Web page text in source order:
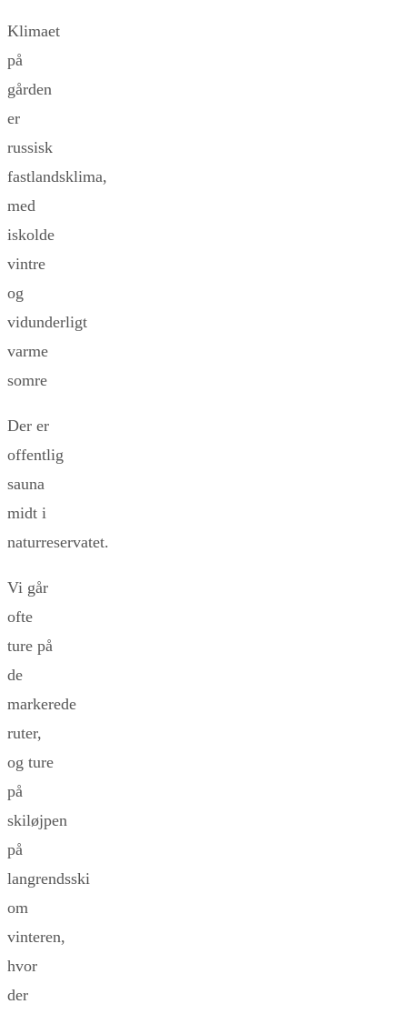
Klimaet
på
gården
er
russisk
fastlandsklima,
med
iskolde
vintre
og
vidunderligt
varme
somre
Der er
offentlig
sauna
midt i
naturreservatet.
Vi går
ofte
ture på
de
markerede
ruter,
og ture
på
skiløjpen
på
langrendsski
om
vinteren,
hvor
der